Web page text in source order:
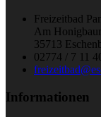
Freizeitbad
Am
35713
02774 / 7 11
Informationen